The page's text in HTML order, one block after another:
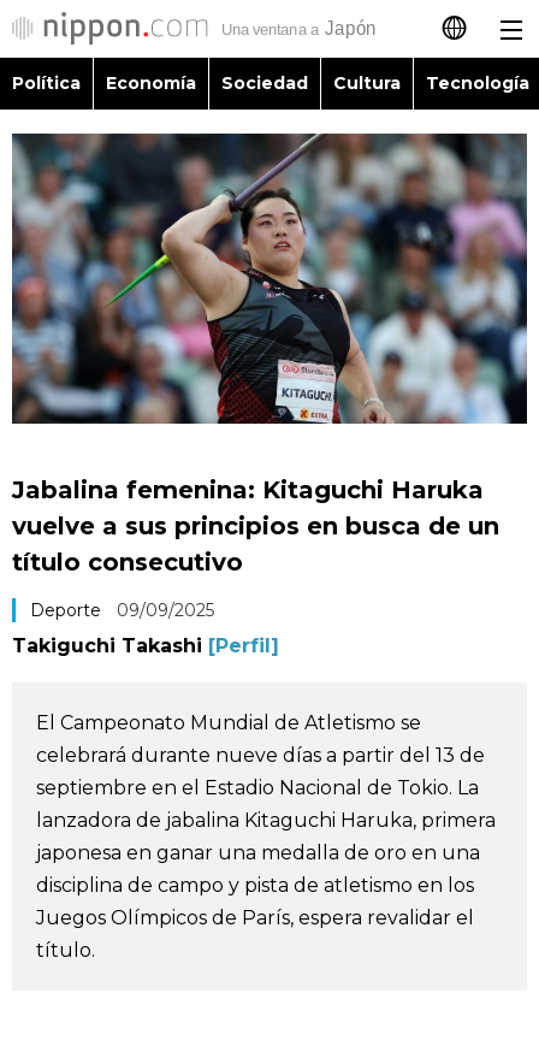
日本語
English
简体字
繁體字
Français
العربية
Política
Economía
Sociedad
Tecnología
Vida
Guía de Japón
Vídeos e imágenes
En profundidad
Más
Noticias official SNS
Política Economía Sociedad Cultura Tecnología
Jabalina femenina: Kitaguchi Haruka
vuelve a sus principios en busca de un
título consecutivo
Deporte 09/09/2025
Takiguchi Takashi [Perfil]
El Campeonato Mundial de Atletismo se
celebrará durante nueve días a partir del 13 de
septiembre en el Estadio Nacional de Tokio. La
lanzadora de jabalina Kitaguchi Haruka, primera
japonesa en ganar una medalla de oro en una
disciplina de campo y pista de atletismo en los
Juegos Olímpicos de París, espera revalidar el
título.